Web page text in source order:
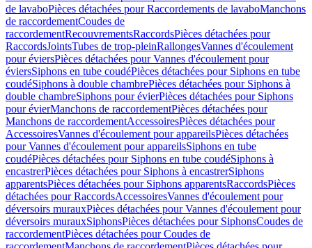
de lavaboPièces détachées pour Raccordements de lavaboManchons
de raccordementCoudes de
raccordementRecouvrementsRaccordsPièces détachées pour
RaccordsJointsTubes de trop-pleinRallongesVannes d'écoulement
pour éviersPièces détachées pour Vannes d'écoulement pour
éviersSiphons en tube coudéPièces détachées pour Siphons en tube
coudéSiphons à double chambrePièces détachées pour Siphons à
double chambreSiphons pour évierPièces détachées pour Siphons
pour évierManchons de raccordementPièces détachées pour
Manchons de raccordementAccessoiresPièces détachées pour
AccessoiresVannes d'écoulement pour appareilsPièces détachées
pour Vannes d'écoulement pour appareilsSiphons en tube
coudéPièces détachées pour Siphons en tube coudéSiphons à
encastrerPièces détachées pour Siphons à encastrerSiphons
apparentsPièces détachées pour Siphons apparentsRaccordsPièces
détachées pour RaccordsAccessoiresVannes d'écoulement pour
déversoirs murauxPièces détachées pour Vannes d'écoulement pour
déversoirs murauxSiphonsPièces détachées pour SiphonsCoudes de
raccordementPièces détachées pour Coudes de